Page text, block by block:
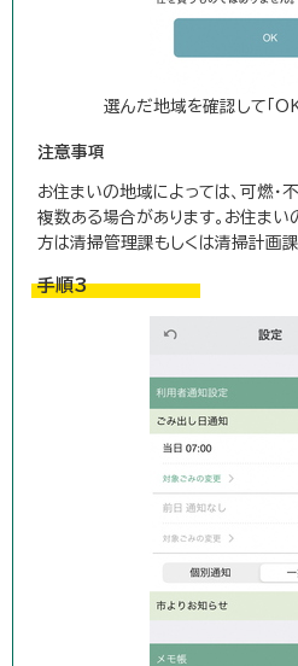
選んだ地域を確認して「
注意事項
お住まいの地域によっては、可燃・
複数ある場合があります。お住ま
方は清掃管理課もしくは清掃計画
手順3